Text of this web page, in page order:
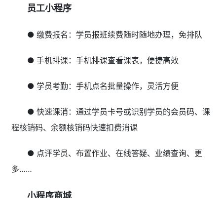
员工小程序
● 缴费报名：学员报班续费随时随地办理，免排队
● 手机排课：手机排课查看课表，便捷高效
● 学员考勤：手机点名批量操作，灵活方便
● 快速课消：通过学员卡号或识别学员的会员码、课
程核销码、余额核销码快速扣费消课
● 点评学员、布置作业、在线答疑、业绩查询、更
多……
小程序商城